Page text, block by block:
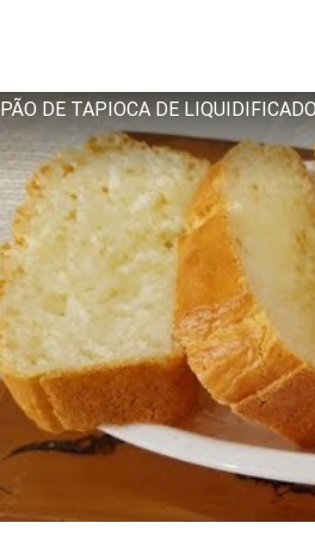
PÃO DE TAPIOCA DE